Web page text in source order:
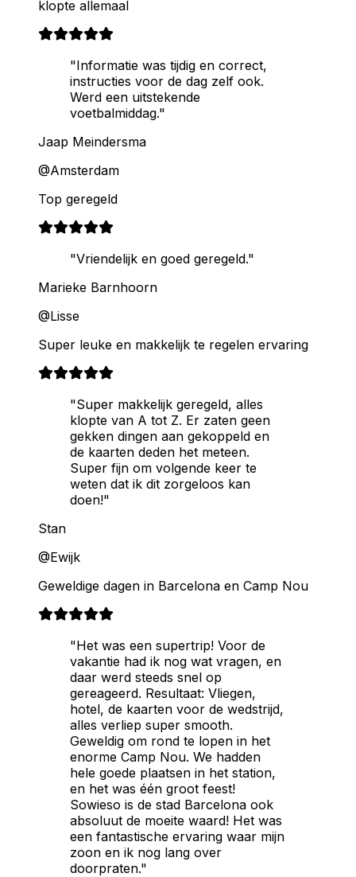
klopte allemaal
"Informatie was tijdig en correct,
instructies voor de dag zelf ook.
Werd een uitstekende
voetbalmiddag."
Jaap Meindersma
@Amsterdam
Top geregeld
"Vriendelijk en goed geregeld."
Marieke Barnhoorn
@Lisse
Super leuke en makkelijk te regelen ervaring
"Super makkelijk geregeld, alles
klopte van A tot Z. Er zaten geen
gekken dingen aan gekoppeld en
de kaarten deden het meteen.
Super fijn om volgende keer te
weten dat ik dit zorgeloos kan
doen!"
Stan
@Ewijk
Geweldige dagen in Barcelona en Camp Nou
"Het was een supertrip! Voor de
vakantie had ik nog wat vragen, en
daar werd steeds snel op
gereageerd. Resultaat: Vliegen,
hotel, de kaarten voor de wedstrijd,
alles verliep super smooth.
Geweldig om rond te lopen in het
enorme Camp Nou. We hadden
hele goede plaatsen in het station,
en het was één groot feest!
Sowieso is de stad Barcelona ook
absoluut de moeite waard! Het was
een fantastische ervaring waar mijn
zoon en ik nog lang over
doorpraten."